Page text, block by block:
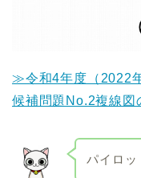
≫令和4年度（2022
候補問題No.2複線図
パイロッ